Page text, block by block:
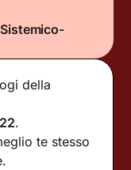
della
.
te stesso